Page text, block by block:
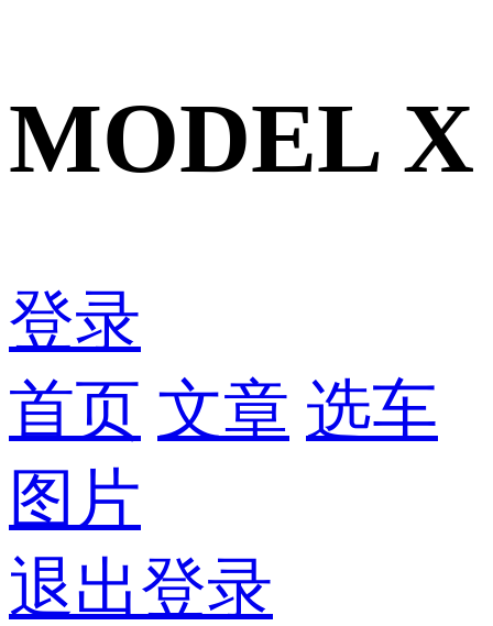
MODEL X
登录
首页 文章 选车
图片
退出登录